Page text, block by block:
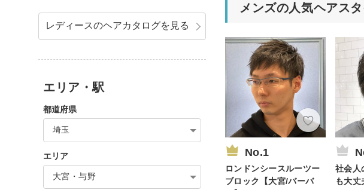
メンズの人気ヘアス
No.1
ロンドンシースルーツー
ブロック【大宮/バーバ
社会人
も大丈
レディースのヘアカタログを見る
エリア・駅
都道府県
埼玉
エリア
大宮・与野